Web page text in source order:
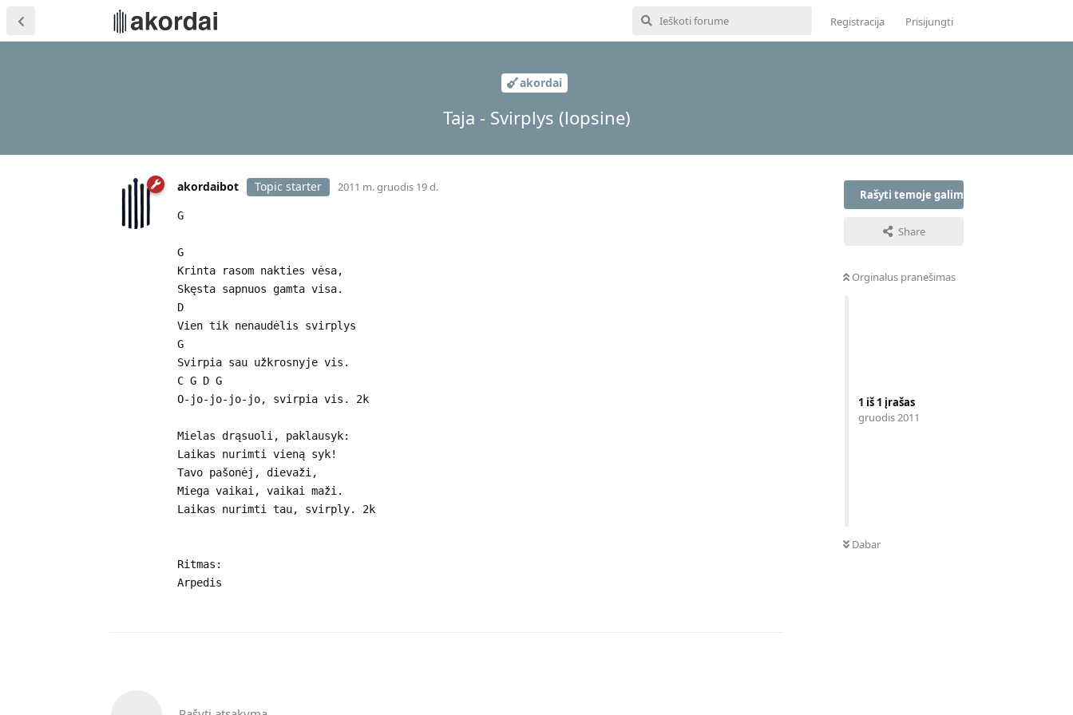
Registracija Prisijungti
akordai
Taja - Svirplys (lopsine)
Rašyti temoje galima tik prisijungus
Share
Orginalus pranešimas
1 iš 1 įrašas
gruodis 2011
Dabar
akordaibot Topic starter 2011 m. gruodis 19 d.
G
G
Krinta rasom nakties vėsa,
Skęsta sapnuos gamta visa.
D
Vien tik nenaudėlis svirplys
G
Svirpia sau užkrosnyje vis.
C G D G
O-jo-jo-jo-jo, svirpia vis. 2k
Mielas drąsuoli, paklausyk:
Laikas nurimti vieną syk!
Tavo pašonėj, dievaži,
Miega vaikai, vaikai maži.
Laikas nurimti tau, svirply. 2k
Ritmas:
Arpedis